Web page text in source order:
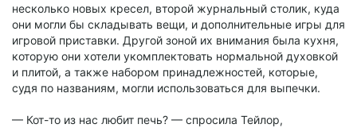
несколько новых кресел, второй журнальный столик, куда
они могли бы складывать вещи, и дополнительные игры для
игровой приставки. Другой зоной их внимания была кухня,
которую они хотели укомплектовать нормальной духовкой
и плитой, а также набором принадлежностей, которые,
судя по названиям, могли использоваться для выпечки.
— Кот-то из нас любит печь? — спросила Тейлор,